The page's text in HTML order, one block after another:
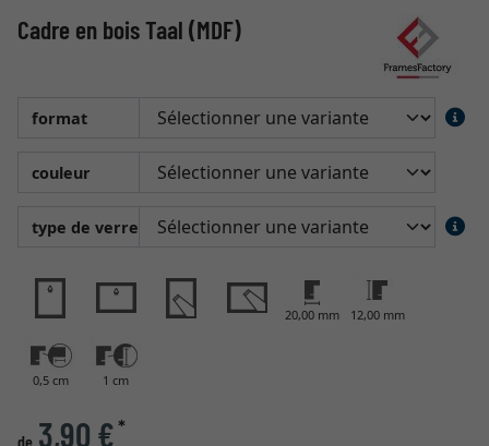
Cadre en bois Taal (MDF)
format
couleur
type de verre
20,00 mm 12,00 mm
0,5 cm 1 cm
de 3,90 €*